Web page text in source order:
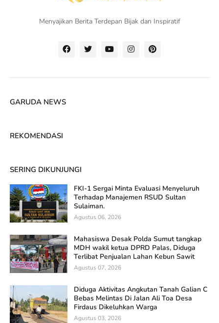
Menyajikan Berita Terdepan Bijak dan Inspiratif
GARUDA NEWS
REKOMENDASI
SERING DIKUNJUNGI
FKI-1 Sergai Minta Evaluasi Menyeluruh
Terhadap Manajemen RSUD Sultan
Sulaiman.
Agustus 06, 2026
Mahasiswa Desak Polda Sumut tangkap
MDH wakil ketua DPRD Palas, Diduga
Terlibat Penjualan Lahan Kebun Sawit
Agustus 07, 2026
Diduga Aktivitas Angkutan Tanah Galian C
Bebas Melintas Di Jalan Ali Toa Desa
Firdaus Dikeluhkan Warga
Agustus 03, 2026